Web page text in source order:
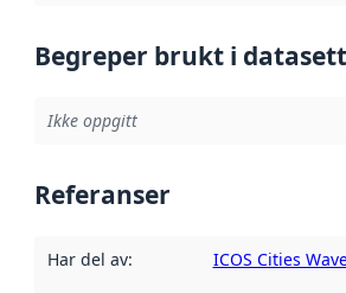
Begreper brukt i datasett
Ikke oppgitt
Referanser
Har del av: ICOS Cities